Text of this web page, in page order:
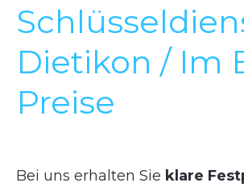
Dietikon / Im
Preise
Bei uns erhalten Sie klare